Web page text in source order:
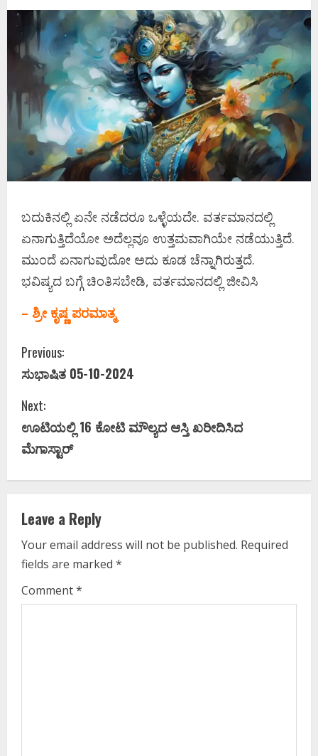
ಬದುಕಿನಲ್ಲಿ ಏನೇ ನಡೆದರೂ ಒಳ್ಳೆಯದೇ. ವರ್ತಮಾನದಲ್ಲಿ
ಏನಾಗುತ್ತಿದೆಯೋ ಅದೆಲ್ಲವೂ ಉತ್ತಮವಾಗಿಯೇ ನಡೆಯುತ್ತಿದೆ.
ಮುಂದೆ ಏನಾಗುವುದೋ ಅದು ಕೂಡ ಚೆನ್ನಾಗಿರುತ್ತದೆ.
ಭವಿಷ್ಯದ ಬಗ್ಗೆ ಚಿಂತಿಸಬೇಡಿ, ವರ್ತಮಾನದಲ್ಲಿ ಜೀವಿಸಿ
– ಶ್ರೀ ಕೃಷ್ಣ ಪರಮಾತ್ಮ
C
o
n
t
i
n
u
e
R
Previous:
ಸುಭಾಷಿತ 05-10-2024
Next:
ಊಟಿಯಲ್ಲಿ 16 ಕೋಟಿ ಮೌಲ್ಯದ ಆಸ್ತಿ ಖರೀದಿಸಿದ
ಮೆಗಾಸ್ಟಾರ್
Leave a Reply
Your email address will not be published. Required
fields are marked *
Comment*